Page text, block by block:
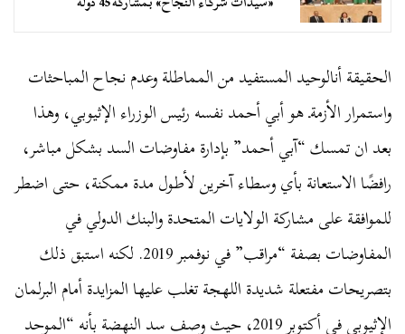
الحقيقة أنالوحيد المستفيد من المماطلة وعدم نجاح المباحثات
واستمرار الأزمةـ هو أبي أحمد نفسه رئيس الوزراء الإثيوبي، وهذا
بعد انتمسك “آبي أحمد” بإدارة مفاوضات السد بشكل مباشر،
رافضًا الاستعانة بأي وسطاء آخرين لأطول مدة ممكنة، حتى اضطر
للموافقة على مشاركة الولايات المتحدة والبنك الدولي في
المفاوضات بصفة “مراقب” في نوفمبر 2019. لكنه استبق ذلك
بتصريحات مفتعلة شديدة اللهجة تغلب عليها المزايدة أمام البرلمان
الإثيوبي في أكتوبر 2019، حيث وصف سد النهضة بأنه “الموحد